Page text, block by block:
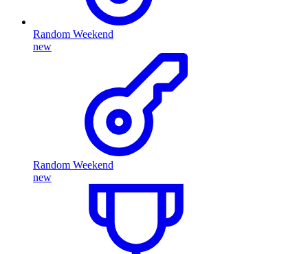
Random Weekend
new
Random Weekend
new